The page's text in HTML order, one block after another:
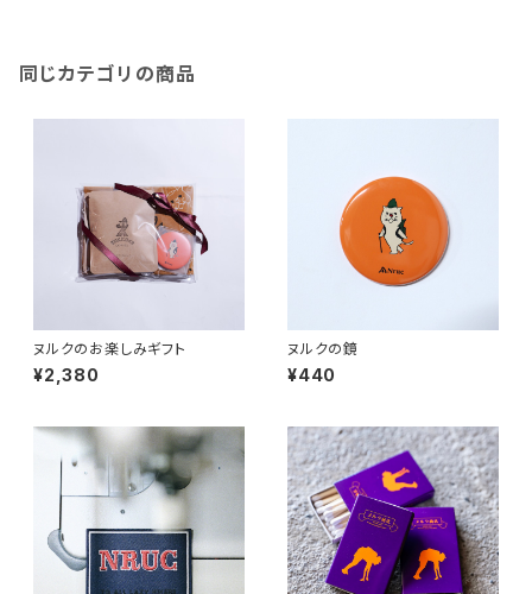
同じカテゴリの商品
ヌルクのお楽しみギフト
¥2,380
ヌルクの鏡
¥440